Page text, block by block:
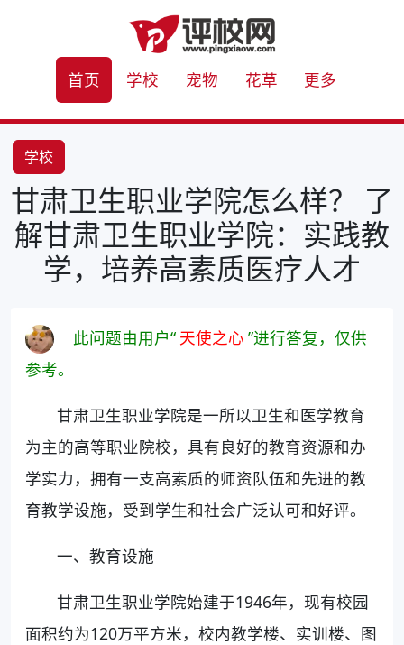
首页 学校 宠物 花草 更多
学校
甘肃卫生职业学院怎么样？ 了
解甘肃卫生职业学院：实践教
学，培养高素质医疗人才
此问题由用户“ 天使之心 ”进行答复，仅供
参考。
甘肃卫生职业学院是一所以卫生和医学教育
为主的高等职业院校，具有良好的教育资源和办
学实力，拥有一支高素质的师资队伍和先进的教
育教学设施，受到学生和社会广泛认可和好评。
一、教育设施
甘肃卫生职业学院始建于1946年，现有校园
面积约为120万平方米，校内教学楼、实训楼、图